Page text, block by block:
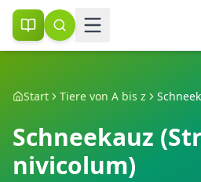
Start Tiere von A bis z
Schneekauz
nivicolum)